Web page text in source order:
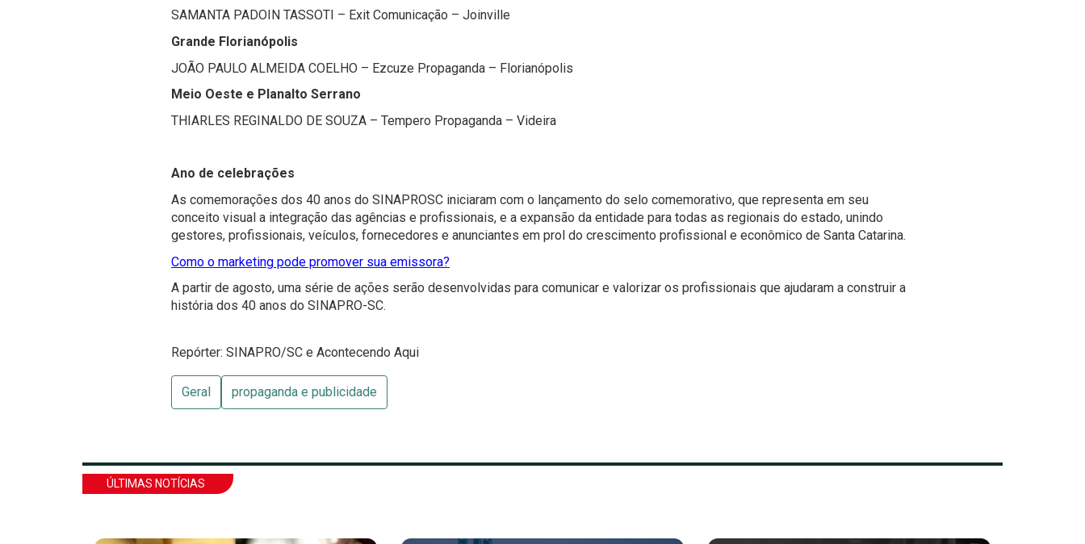
SAMANTA PADOIN TASSOTI – Exit Comunicação – Joinville
Grande Florianópolis
JOÃO PAULO ALMEIDA COELHO – Ezcuze Propaganda – Florianópolis
Meio Oeste e Planalto Serrano
THIARLES REGINALDO DE SOUZA – Tempero Propaganda – Videira
Ano de celebrações
As comemorações dos 40 anos do SINAPROSC iniciaram com o lançamento do selo comemorativo, que representa em seu
conceito visual a integração das agências e profissionais, e a expansão da entidade para todas as regionais do estado, unindo
gestores, profissionais, veículos, fornecedores e anunciantes em prol do crescimento profissional e econômico de Santa Catarina.
Como o marketing pode promover sua emissora?
A partir de agosto, uma série de ações serão desenvolvidas para comunicar e valorizar os profissionais que ajudaram a construir a
história dos 40 anos do SINAPRO-SC.
Repórter: SINAPRO/SC e Acontecendo Aqui
Geral propaganda e publicidade
ÚLTIMAS NOTÍCIAS